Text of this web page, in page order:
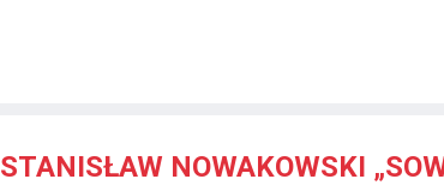
STANISŁAW NOWAKOWSKI